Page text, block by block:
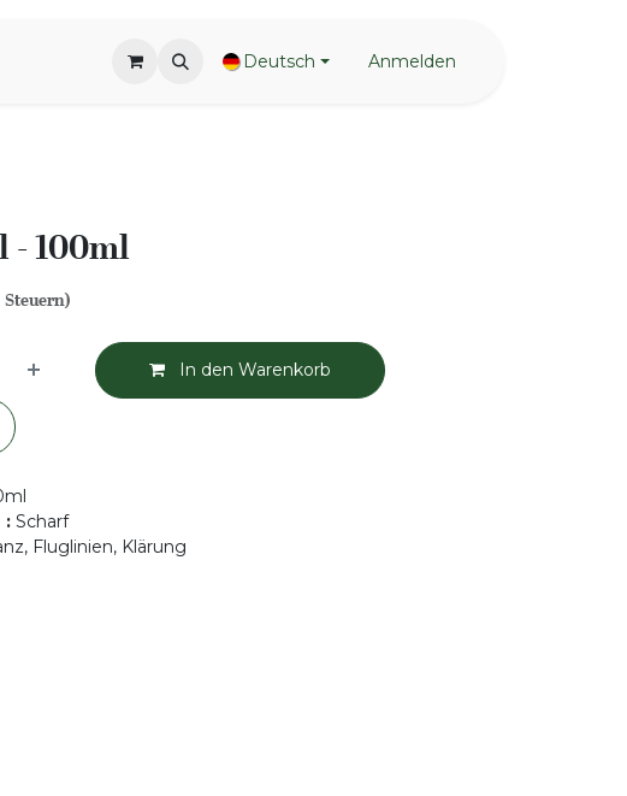
Deutsch Anmelden
- 100ml
In den Warenkorb
: Scharf
Fluglinien, Klärung